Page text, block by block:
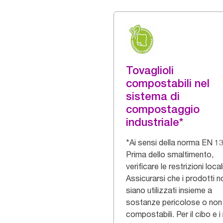
Tovaglioli
compostabili nel
sistema di
compostaggio
industriale*
*Ai sensi della norma EN
Prima dello smaltimento,
verificare le restrizioni
Assicurarsi che i prodotti
siano utilizzati insieme a
sostanze pericolose o non
compostabili. Per il cibo e i